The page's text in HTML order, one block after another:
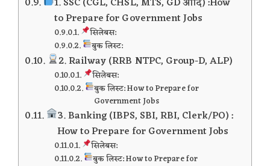
to Prepare for Government Jobs
सिलेबस:
बुक लिस्ट:
2. Railway (RRB NTPC, Group-D, ALP)
सिलेबस:
बुक लिस्ट: How to Prepare for
Government Jobs
3. Banking (IBPS, SBI, RBI, Clerk/PO) :
How to Prepare for Government Jobs
सिलेबस:
बुक लिस्ट: How to Prepare for